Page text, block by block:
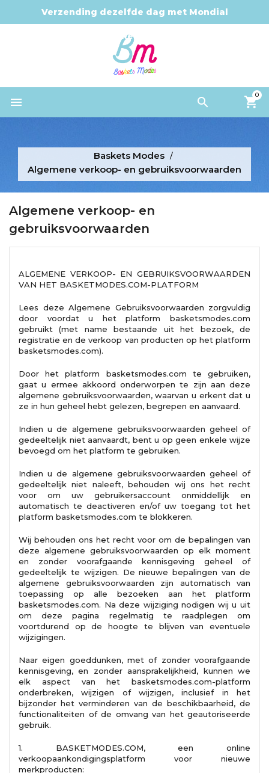
Verzending dezelfde dag met Mondial
Relay


0
Baskets Modes
Algemene verkoop- en gebruiksvoorwaarden
Algemene verkoop- en
gebruiksvoorwaarden
ALGEMENE VERKOOP- EN GEBRUIKSVOORWAARDEN
VAN HET BASKETMODES.COM-PLATFORM
Lees deze Algemene Gebruiksvoorwaarden zorgvuldig
door voordat u het platform basketsmodes.com
gebruikt (met name bestaande uit het bezoek, de
registratie en de verkoop van producten op het platform
basketsmodes.com).
Door het platform basketsmodes.com te gebruiken,
gaat u ermee akkoord onderworpen te zijn aan deze
algemene gebruiksvoorwaarden, waarvan u erkent dat u
ze in hun geheel hebt gelezen, begrepen en aanvaard.
Indien u de algemene gebruiksvoorwaarden geheel of
gedeeltelijk niet aanvaardt, bent u op geen enkele wijze
bevoegd om het platform te gebruiken.
Indien u de algemene gebruiksvoorwaarden geheel of
gedeeltelijk niet naleeft, behouden wij ons het recht
voor om uw gebruikersaccount onmiddellijk en
automatisch te deactiveren en/of uw toegang tot het
platform basketsmodes.com te blokkeren.
Wij behouden ons het recht voor om de bepalingen van
deze algemene gebruiksvoorwaarden op elk moment
en zonder voorafgaande kennisgeving geheel of
gedeeltelijk te wijzigen. De nieuwe bepalingen van de
algemene gebruiksvoorwaarden zijn automatisch van
toepassing op alle bezoeken aan het platform
basketsmodes.com. Na deze wijziging nodigen wij u uit
om deze pagina regelmatig te raadplegen om
voortdurend op de hoogte te blijven van eventuele
wijzigingen.
Naar eigen goeddunken, met of zonder voorafgaande
kennisgeving, en zonder aansprakelijkheid, kunnen we
elk aspect van het basketsmodes.com-platform
onderbreken, wijzigen of wijzigen, inclusief in het
bijzonder het verminderen van de beschikbaarheid, de
functionaliteiten of de omvang van het geautoriseerde
gebruik.
1. BASKETMODES.COM, een online
verkoopaankondigingsplatform voor nieuwe
merkproducten: